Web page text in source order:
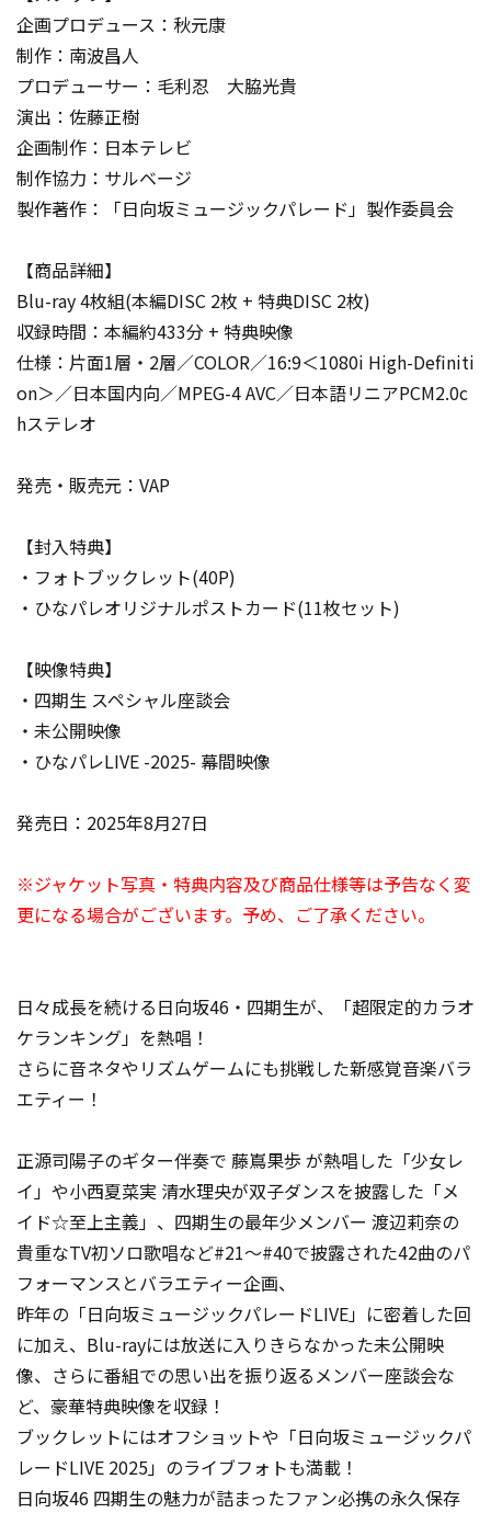
企画プロデュース：秋元康
制作：南波昌人
プロデューサー：毛利忍 大脇光貴
演出：佐藤正樹
企画制作：日本テレビ
制作協力：サルベージ
製作著作：「日向坂ミュージックパレード」製作委員会
【商品詳細】
Blu-ray 4枚組(本編DISC 2枚 + 特典DISC 2枚)
収録時間：本編約433分 + 特典映像
仕様：片面1層・2層／COLOR／16:9＜1080i High-Definiti
on＞／日本国内向／MPEG-4 AVC／日本語リニアPCM2.0c
hステレオ
発売・販売元：VAP
【封入特典】
・フォトブックレット(40P)
・ひなパレオリジナルポストカード(11枚セット)
【映像特典】
・四期生 スペシャル座談会
・未公開映像
・ひなパレLIVE -2025- 幕間映像
発売日：2025年8月27日
※ジャケット写真・特典内容及び商品仕様等は予告なく変
更になる場合がございます。予め、ご了承ください。
日々成長を続ける日向坂46・四期生が、「超限定的カラオ
ケランキング」を熱唱！
さらに音ネタやリズムゲームにも挑戦した新感覚音楽バラ
エティー！
正源司陽子のギター伴奏で 藤嶌果歩 が熱唱した「少女レ
イ」や小西夏菜実 清水理央が双子ダンスを披露した「メ
イド☆至上主義」、四期生の最年少メンバー 渡辺莉奈の
貴重なTV初ソロ歌唱など#21～#40で披露された42曲のパ
フォーマンスとバラエティー企画、
昨年の「日向坂ミュージックパレードLIVE」に密着した回
に加え、Blu-rayには放送に入りきらなかった未公開映
像、さらに番組での思い出を振り返るメンバー座談会な
ど、豪華特典映像を収録！
ブックレットにはオフショットや「日向坂ミュージックパ
レードLIVE 2025」のライブフォトも満載！
日向坂46 四期生の魅力が詰まったファン必携の永久保存